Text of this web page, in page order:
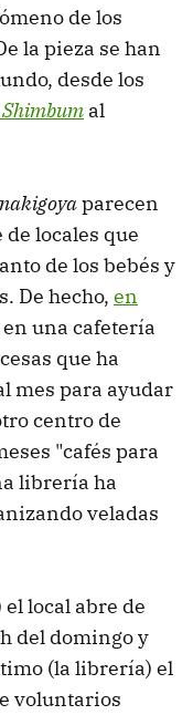
de los
la pieza se han
desde los
al
parecen
locales que
de los bebés y
De hecho, en
una cafetería
que ha
mes para ayudar
centro de
"cafés para
librería ha
veladas
local abre de
del domingo y
(la librería) el
voluntarios